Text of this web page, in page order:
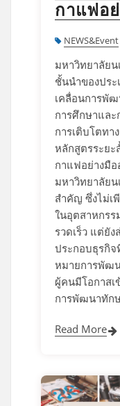
กาแฟอ
NEWS&Event
มหาวิทยาลัยน
ชั้นนำของปร
เคลื่อนการพั
การศึกษาแล
การเติบโตทา
หลักสูตรระยะ
กาแฟอย่างมื
มหาวิทยาลัยน
สำคัญ ซึ่งไม่เ
ในอุตสาหกรร
รวดเร็ว แต่ยั
ประกอบธุรกิจ
หมายการพัฒน
ผู้คนมีโอกาส
การพัฒนาทัก
Read More